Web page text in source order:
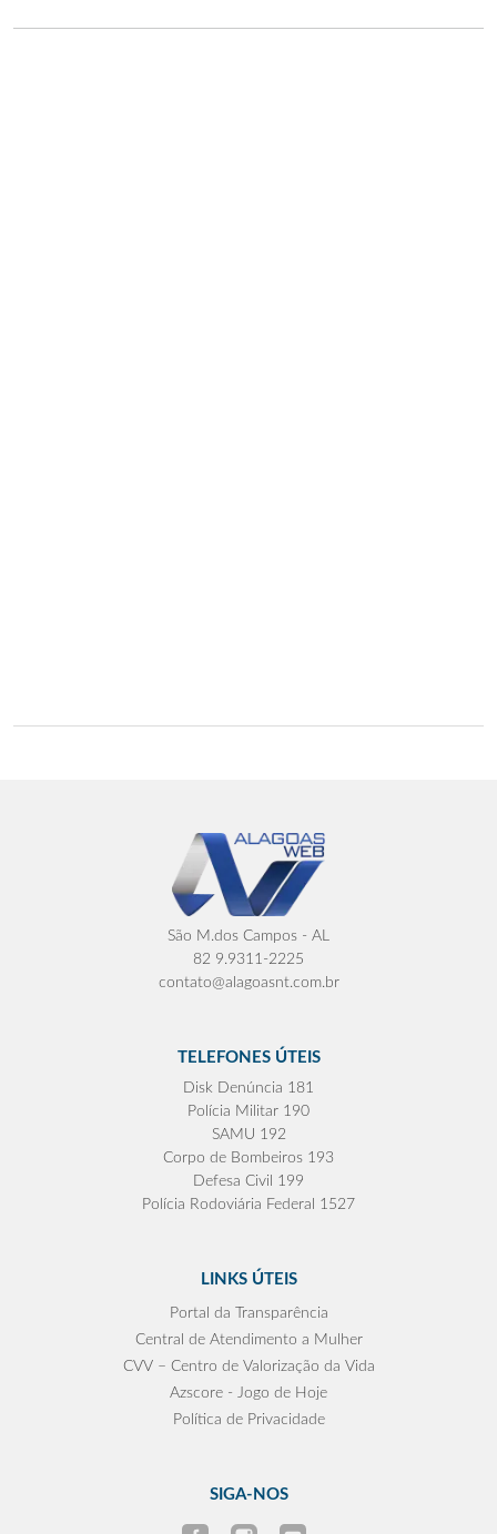
São M.dos Campos - AL
82 9.9311-2225
contato@alagoasnt.com.br
TELEFONES ÚTEIS
Disk Denúncia 181
Polícia Militar 190
SAMU 192
Corpo de Bombeiros 193
Defesa Civil 199
Polícia Rodoviária Federal 1527
LINKS ÚTEIS
Portal da Transparência
Central de Atendimento a Mulher
CVV – Centro de Valorização da Vida
Azscore - Jogo de Hoje
Política de Privacidade
SIGA-NOS